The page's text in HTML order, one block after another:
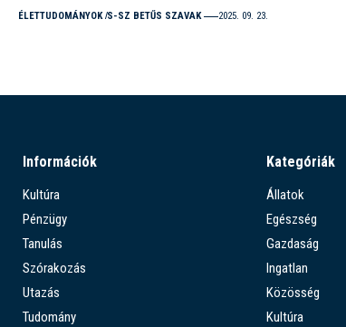
ÉLETTUDOMÁNYOK S-SZ BETŰS SZAVAK 2025. 09. 23.
Információk
Kultúra
Pénzügy
Tanulás
Szórakozás
Utazás
Tudomány
Kategóriák
Állatok
Egészség
Gazdaság
Ingatlan
Közösség
Kultúra